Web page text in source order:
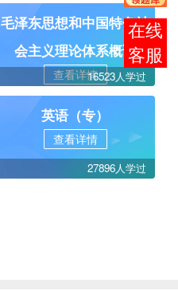
毛泽东思想和中国特色社
会主义理论体系概论
查看详情16523人学过
英语（专）
查看详情
27896人学过
报考
咨询